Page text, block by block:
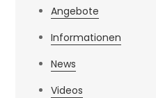
Angebote
Informationen
News
Videos